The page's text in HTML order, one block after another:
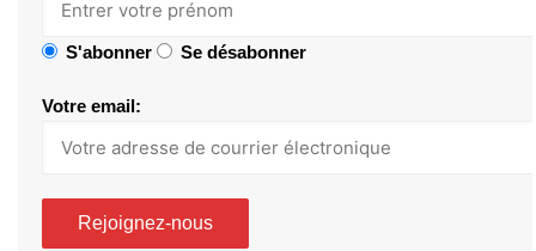
S'abonner Se désabonner
Votre email: